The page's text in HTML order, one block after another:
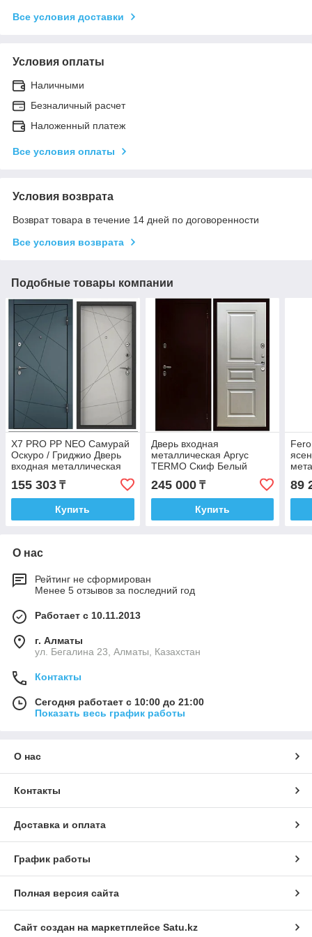
Все условия доставки
Условия оплаты
Наличными
Безналичный расчет
Наложенный платеж
Все условия оплаты
Условия возврата
Возврат товара в течение 14 дней по договоренности
Все условия возврата
Подобные товары компании
X7 PRO PP NEO Самурай
Оскуро / Гриджио Дверь
входная металлическая
155 303 ₸
Купить
Дверь входная
металлическая Аргус
TERMO Скиф Белый
ясень Дверь входная
металлическая
245 000₸
Купить
89
О нас
Рейтинг не сформирован
Менее 5 отзывов за последний год
Работает с 10.11.2013
г. Алматы
ул. Бегалина 23, Алматы, Казахстан
Контакты
Сегодня работает с 10:00 до 21:00
Показать весь график работы
О нас
Контакты
Доставка и оплата
График работы
Полная версия сайта
Сайт создан на маркетплейсе Satu.kz